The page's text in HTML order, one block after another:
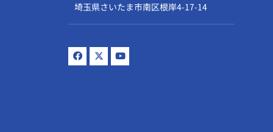
埼玉県さいたま市南区根岸4-17-14